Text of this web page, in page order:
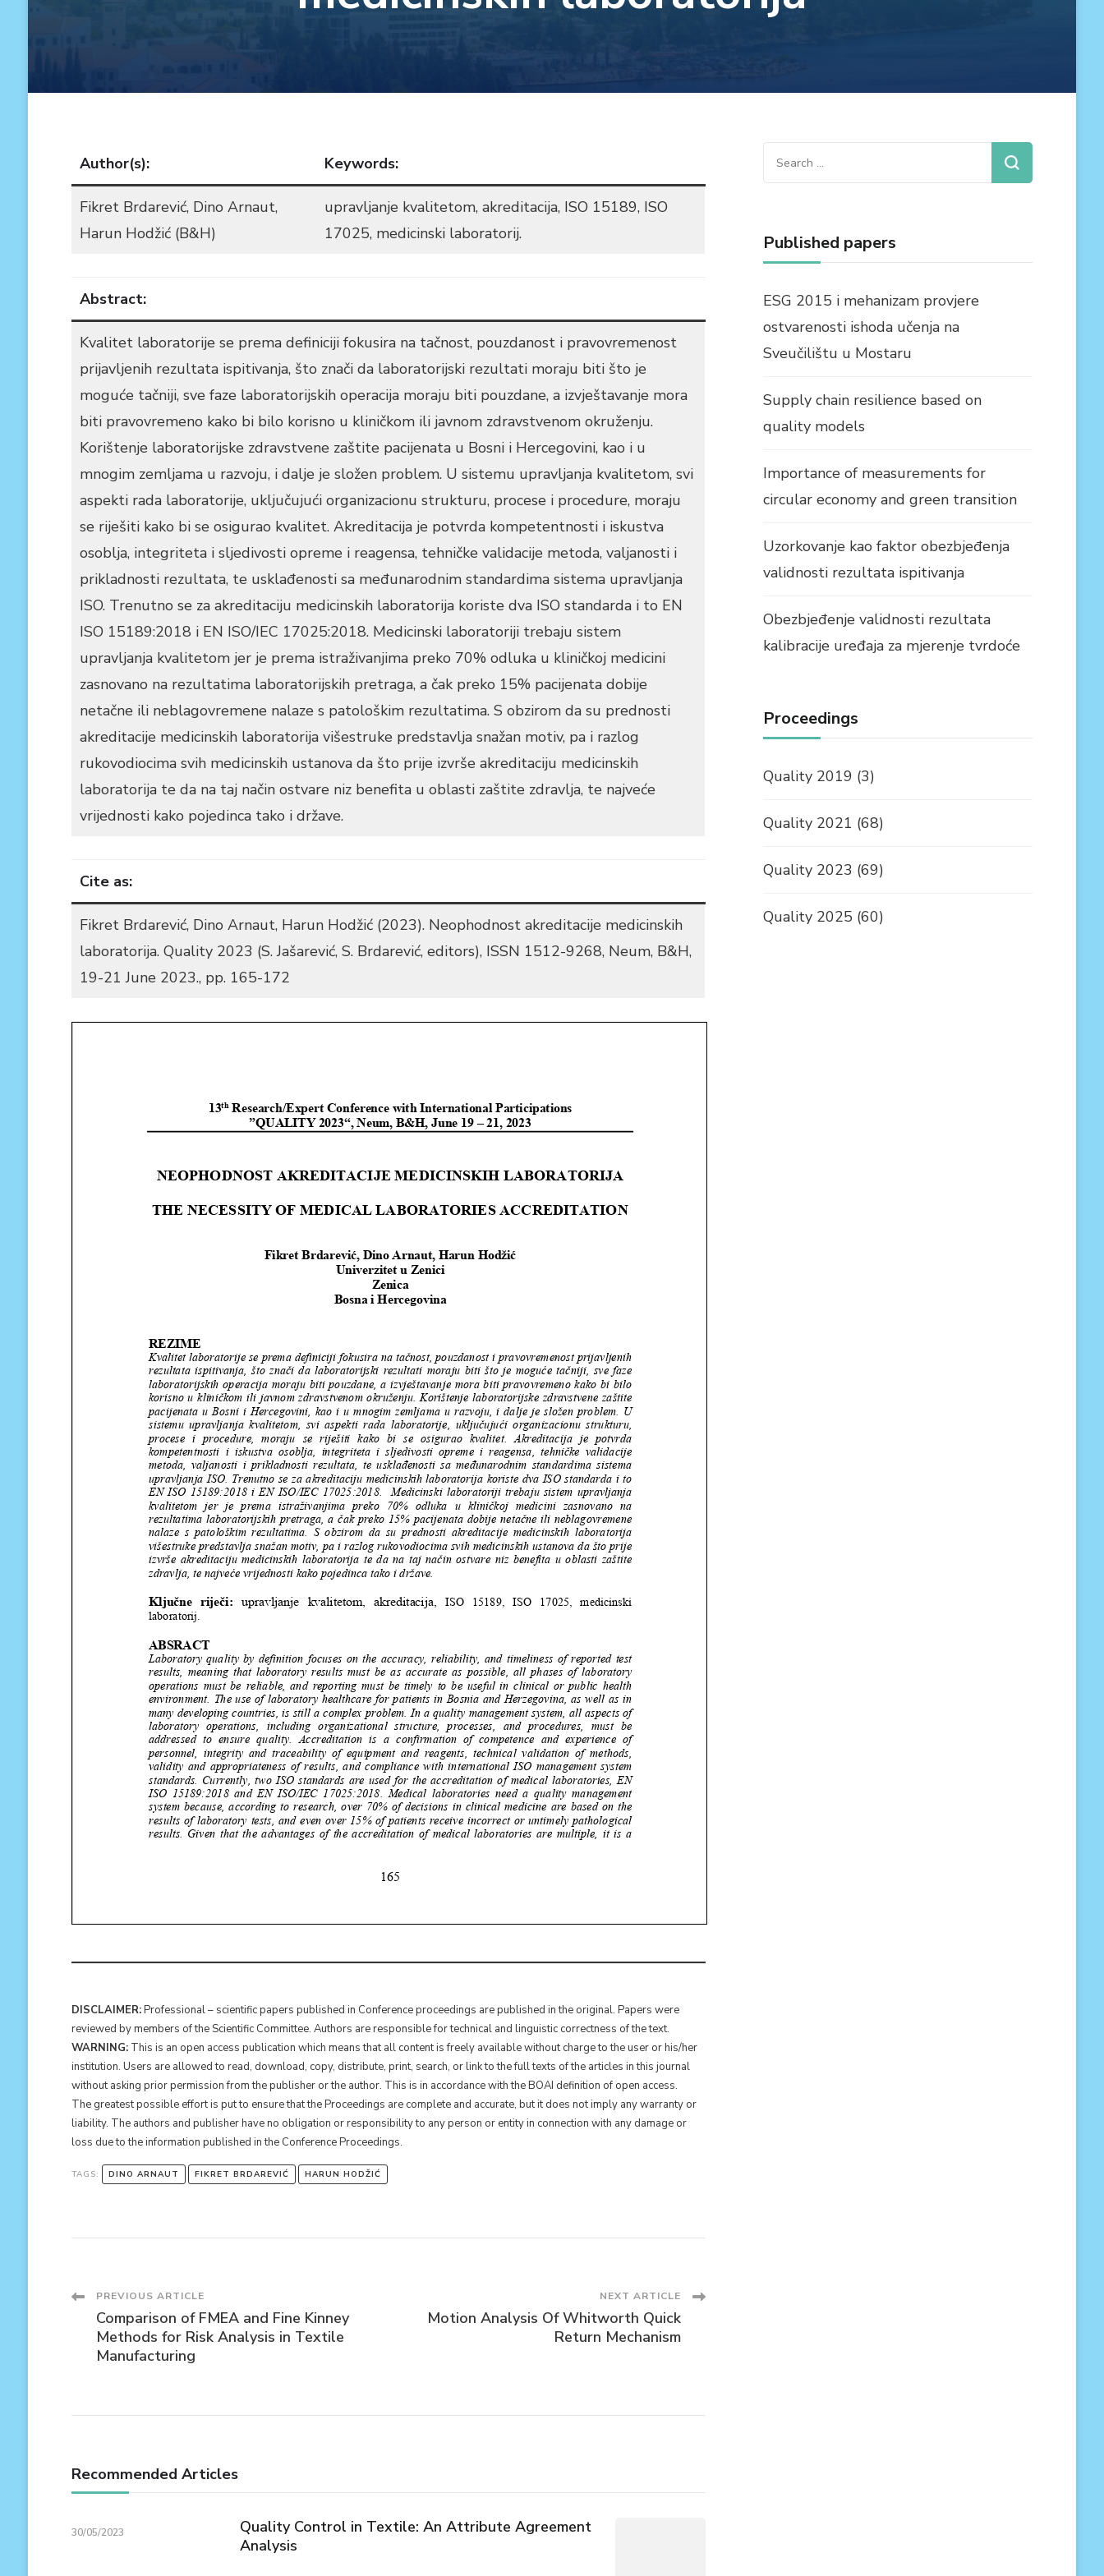
Author(s): Keywords:
Fikret Brdarević, Dino Arnaut,
Harun Hodžić (B&H)
upravljanje kvalitetom, akreditacija, ISO 15189, ISO
17025, medicinski laboratorij.
Abstract:
Kvalitet laboratorije se prema definiciji fokusira na tačnost, pouzdanost i pravovremenost
prijavljenih rezultata ispitivanja, što znači da laboratorijski rezultati moraju biti što je
moguće tačniji, sve faze laboratorijskih operacija moraju biti pouzdane, a izvještavanje mora
biti pravovremeno kako bi bilo korisno u kliničkom ili javnom zdravstvenom okruženju.
Korištenje laboratorijske zdravstvene zaštite pacijenata u Bosni i Hercegovini, kao i u
mnogim zemljama u razvoju, i dalje je složen problem. U sistemu upravljanja kvalitetom, svi
aspekti rada laboratorije, uključujući organizacionu strukturu, procese i procedure, moraju
se riješiti kako bi se osigurao kvalitet. Akreditacija je potvrda kompetentnosti i iskustva
osoblja, integriteta i sljedivosti opreme i reagensa, tehničke validacije metoda, valjanosti i
prikladnosti rezultata, te usklađenosti sa međunarodnim standardima sistema upravljanja
ISO. Trenutno se za akreditaciju medicinskih laboratorija koriste dva ISO standarda i to EN
ISO 15189:2018 i EN ISO/IEC 17025:2018. Medicinski laboratoriji trebaju sistem
upravljanja kvalitetom jer je prema istraživanjima preko 70% odluka u kliničkoj medicini
zasnovano na rezultatima laboratorijskih pretraga, a čak preko 15% pacijenata dobije
netačne ili neblagovremene nalaze s patološkim rezultatima. S obzirom da su prednosti
akreditacije medicinskih laboratorija višestruke predstavlja snažan motiv, pa i razlog
rukovodiocima svih medicinskih ustanova da što prije izvrše akreditaciju medicinskih
laboratorija te da na taj način ostvare niz benefita u oblasti zaštite zdravlja, te najveće
vrijednosti kako pojedinca tako i države.
Cite as:
Fikret Brdarević, Dino Arnaut, Harun Hodžić (2023). Neophodnost akreditacije medicinskih
laboratorija. Quality 2023 (S. Jašarević, S. Brdarević, editors), ISSN 1512-9268, Neum, B&H,
19-21 June 2023., pp. 165-172
DISCLAIMER:Professional – scientific papers published in Conference proceedings are published in the original. Papers were
reviewed by members of the Scientific Committee. Authors are responsible for technical and linguistic correctness of the text.
WARNING:This is an open access publication which means that all content is freely available without charge to the user or his/her
institution. Users are allowed to read, download, copy, distribute, print, search, or link to the full texts of the articles in this journal
without asking prior permission from the publisher or the author. This is in accordance with the BOAI definition of open access.
The greatest possible effort is put to ensure that the Proceedings are complete and accurate, but it does not imply any warranty or
liability. The authors and publisher have no obligation or responsibility to any person or entity in connection with any damage or
loss due to the information published in the Conference Proceedings.
TAGS: DINO ARNAUT FIKRET BRDAREVIĆ HARUN HODŽIĆ
Post
Navigation
PREVIOUS ARTICLE
Comparison of FMEA and Fine Kinney
Methods for Risk Analysis in Textile
Manufacturing
NEXT ARTICLE
Motion Analysis Of Whitworth Quick
Return Mechanism
Recommended Articles
30/05/2023
Quality Control in Textile: An Attribute Agreement
Analysis
Search
for:
Published papers
ESG 2015 i mehanizam provjere
ostvarenosti ishoda učenja na
Sveučilištu u Mostaru
Supply chain resilience based on
quality models
Importance of measurements for
circular economy and green transition
Uzorkovanje kao faktor obezbjeđenja
validnosti rezultata ispitivanja
Obezbjeđenje validnosti rezultata
kalibracije uređaja za mjerenje tvrdoće
Proceedings
Quality 2019 (3)
Quality 2021 (68)
Quality 2023 (69)
Quality 2025 (60)